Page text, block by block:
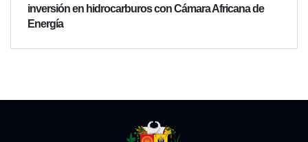
inversión en hidrocarburos con Cámara Africana de
Energía